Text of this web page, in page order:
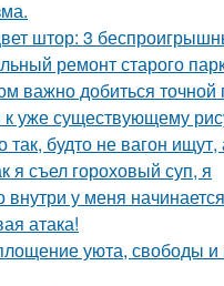
штор: 3
ремонт старого
важно добиться точной
уже существующему
будто не вагон ищут,
я съел гороховый суп, я
внутри у меня
атака!
уюта, свободы и